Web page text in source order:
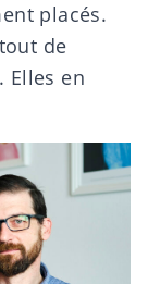
placés.
de
Elles en